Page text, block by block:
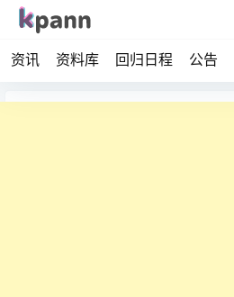
资讯 资料库 回归日程 公告